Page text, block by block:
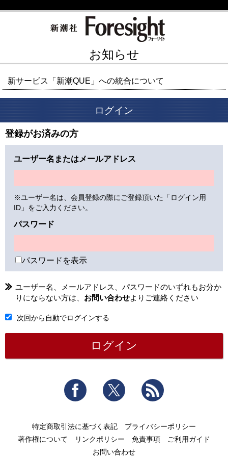
お知らせ
新サービス「新潮QUE」への統合について
ログイン
登録がお済みの方
ユーザー名またはメールアドレス
※ユーザー名は、会員登録の際にご登録頂いた「ログイン用
ID」をご入力ください。
パスワード
パスワードを表示
ユーザー名、メールアドレス、パスワードのいずれもお分か
りにならない方は、 お問い合わせよりご連絡ください
次回から自動でログインする
Facebook Twitter
特定商取引法に基づく表記
プライバシーポリシー
著作権について
リンクポリシー 免責事項
ご利用ガイド
お問い合わせ